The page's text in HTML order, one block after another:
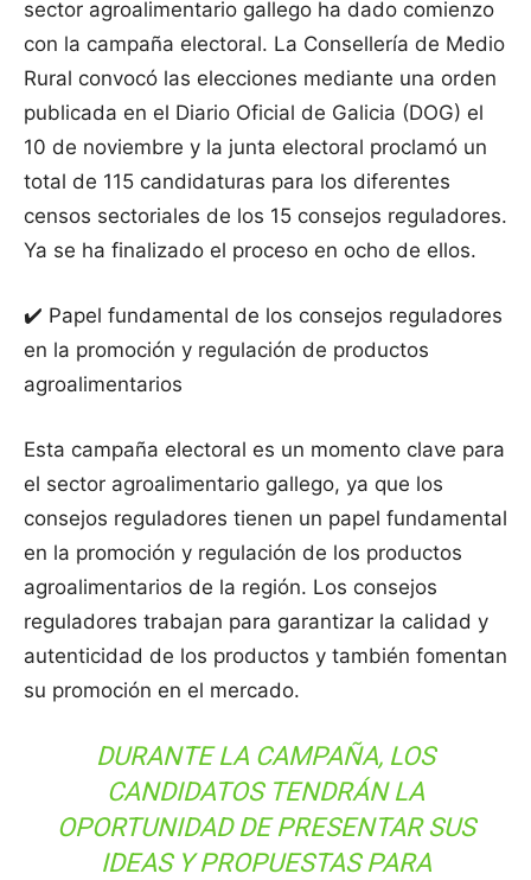
sector agroalimentario gallego ha dado comienzo
con la campaña electoral. La Consellería de Medio
Rural convocó las elecciones mediante una orden
publicada en el Diario Oficial de Galicia (DOG) el
10 de noviembre y la junta electoral proclamó un
total de 115 candidaturas para los diferentes
censos sectoriales de los 15 consejos reguladores.
Ya se ha finalizado el proceso en ocho de ellos.
✔️ Papel fundamental de los consejos reguladores
en la promoción y regulación de productos
agroalimentarios
Esta campaña electoral es un momento clave para
el sector agroalimentario gallego, ya que los
consejos reguladores tienen un papel fundamental
en la promoción y regulación de los productos
agroalimentarios de la región. Los consejos
reguladores trabajan para garantizar la calidad y
autenticidad de los productos y también fomentan
su promoción en el mercado.
DURANTE LA CAMPAÑA, LOS
CANDIDATOS TENDRÁN LA
OPORTUNIDAD DE PRESENTAR SUS
IDEAS Y PROPUESTAS PARA